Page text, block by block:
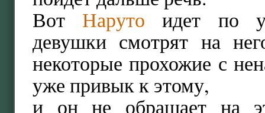
На проверке
Отправить
Вот Наруто идет по
девушки смотрят на
некоторые прохожие с
уже привык к этому,
и он не обращает на